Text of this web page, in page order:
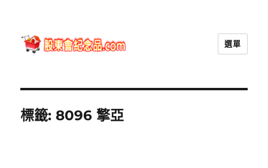
選單
標籤:8096 擎亞